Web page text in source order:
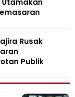
Utamakan
Rusak
Publik